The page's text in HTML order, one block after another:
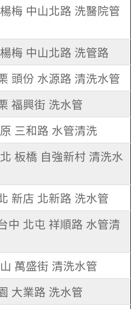
梅 中山北路 洗醫院管
梅 中山北路 洗管路
頭份 水源路 清洗水管
福興街 洗水管
三和路 水管清洗
板橋 自強新村 清洗水
新店 北新路 洗水管
中 北屯 祥順路 水管清
萬盛街 清洗水管
大業路 洗水管